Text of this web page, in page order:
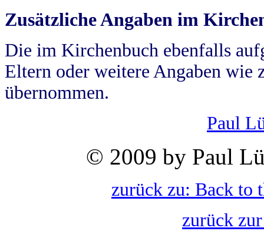
Zusätzliche Angaben im
Die im Kirchenbuch ebenfalls
Eltern oder weitere Angaben wie
übernommen.
Paul
© 2009 by Paul
zurück zu: Back to
zurück